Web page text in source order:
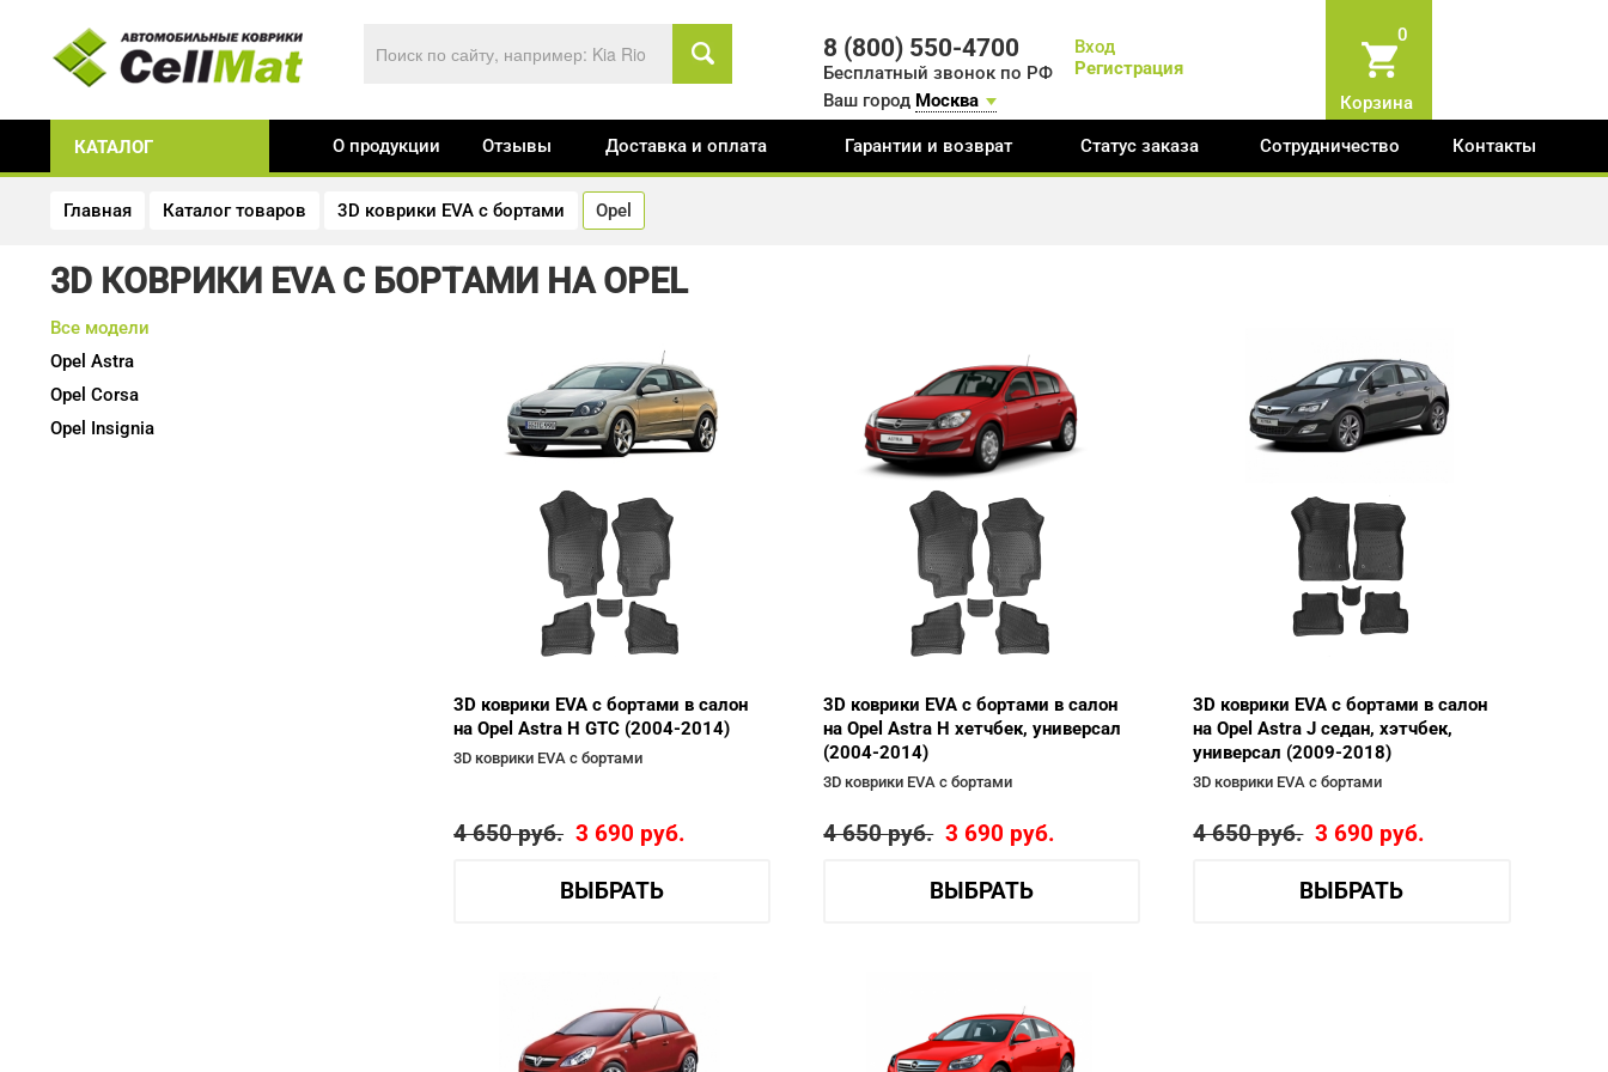
8 (800) 550-4700
Бесплатный звонок по РФ
Вход
Регистрация
0
Корзина
Ваш город Москва
КАТАЛОГ О продукции Отзывы Доставка и оплата Гарантии и возврат Статус заказа Сотрудничество Контакты
Главная Каталог товаров 3D коврики EVA с бортами Opel
3D КОВРИКИ EVA С БОРТАМИ НА OPEL
Все модели
Opel Astra
Opel Corsa
Opel Insignia
3D коврики EVA с бортами в салон
на Opel Astra H GTC (2004-2014)
3D коврики EVA с бортами
4 650руб. 3 690 руб.
ВЫБРАТЬ
3D коврики EVA с бортами в салон
на Opel Astra H хетчбек, универсал
(2004-2014)
3D коврики EVA с бортами
4 650руб. 3 690 руб.
ВЫБРАТЬ
3D коврики EVA с бортами в салон
на Opel Astra J седан, хэтчбек,
универсал (2009-2018)
3D коврики EVA с бортами
4 650руб. 3 690 руб.
ВЫБРАТЬ